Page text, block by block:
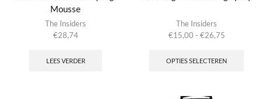
Mousse
The Insiders
€28,74
LEES VERDER
The Insiders
€15,00 - €26,75Prijsklasse:
tot
OPTIES SELECTEREN